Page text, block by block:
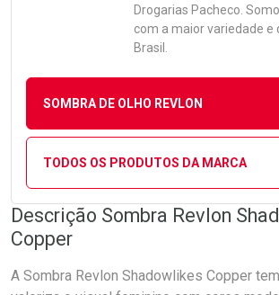
Drogarias Pacheco.
com a maior variedade e
Brasil.
SOMBRA DE OLHO REVLON
TODOS OS PRODUTOS DA MARCA
Descrição Sombra Revlon
Copper
A Sombra Revlon Shadowlikes Copper